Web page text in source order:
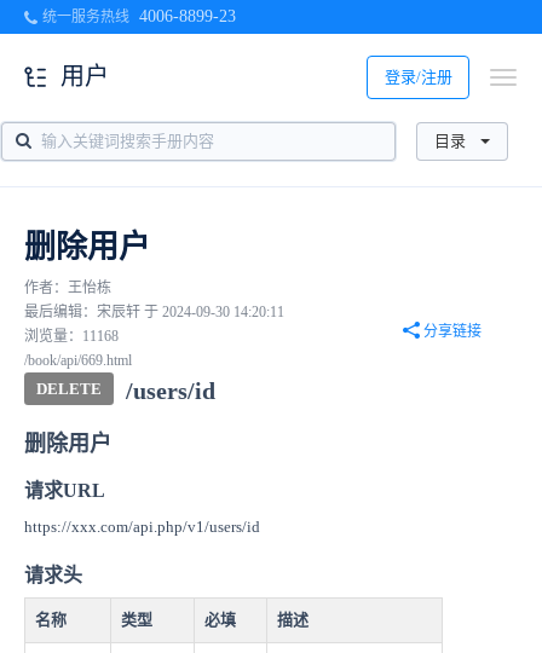
统一服务热线 4006-8899-23
登录/注册
用户
目录
删除用户
作者：王怡栋
最后编辑：宋辰轩 于 2024-09-30 14:20:11
浏览量：11168
分享链接
/book/api/669.html
DELETE /users/id
删除用户
请求URL
https://xxx.com/api.php/v1/users/id
请求头
名称 类型 必填 描述